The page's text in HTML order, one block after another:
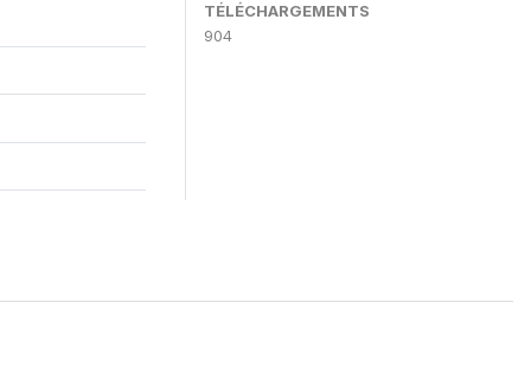
TÉLÉCHARGEMENTS
904